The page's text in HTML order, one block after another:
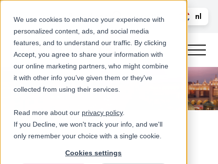
We use cookies to enhance your experience with
personalized content, ads, and social media
features, and to understand our traffic. By clicking
Accept, you agree to share your information with
our online marketing partners, who might combine
it with other info you’ve given them or they've
collected from using their services.
Read more about our privacy policy.
If you Decline, we won't track your info, and we'll
only remember your choice with a single cookie.
Cookies settings
Bel ons LOGIN
nl